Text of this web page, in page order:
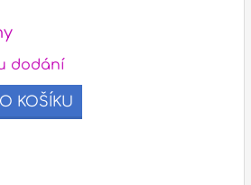
dodání
KOŠÍKU